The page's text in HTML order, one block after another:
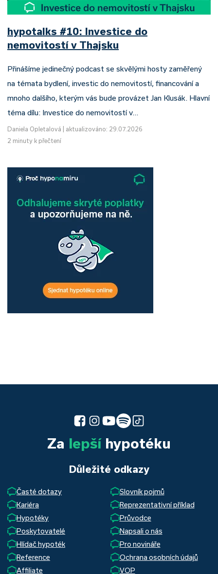
hypotalks #10: Investice do
nemovitostí v Thajsku
Přinášíme jedinečný podcast se skvělými hosty zaměřený
na témata bydlení, investic do nemovitostí, financování a
mnoho dalšího, kterým vás bude provázet Jan Klusák. Hlavní
téma dílu: Investice do nemovitostí v…
Daniela Opletalová
aktualizováno: 29.07.2026
2 minuty k přečtení
Za lepšíhypotéku
Důležité odkazy
Časté dotazy
Slovník pojmů
Kariéra
Reprezentativní příklad
Hypotéky
Průvodce
Poskytovatelé
Napsali o nás
Hlídač hypoték
Pro novináře
Reference
Ochrana osobních údajů
Affiliate
VOP